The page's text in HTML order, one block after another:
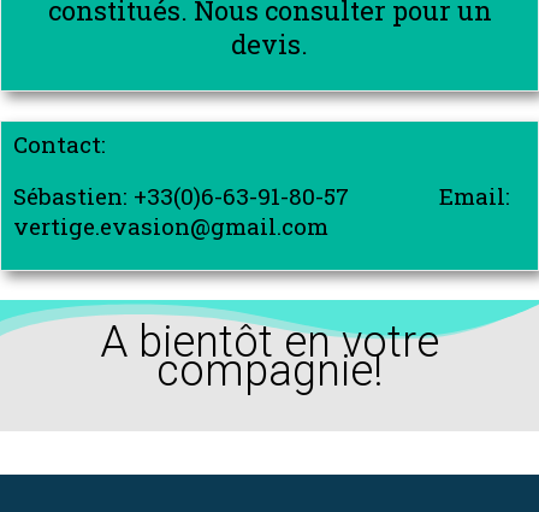
constitués. Nous consulter pour un
devis.
Contact:
Sébastien: +33(0)6-63-91-80-57 Email:
vertige.evasion@gmail.com
A bientôt en votre
compagnie!